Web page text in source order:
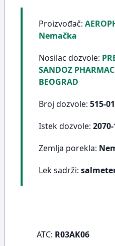
Proizvođač:
Nemačka
Nosilac dozvole:
SANDOZ
BEOGRAD
Broj dozvole: 515-
Istek dozvole:
Zemlja porekla:
Lek sadrži:
ATC: R03AK06